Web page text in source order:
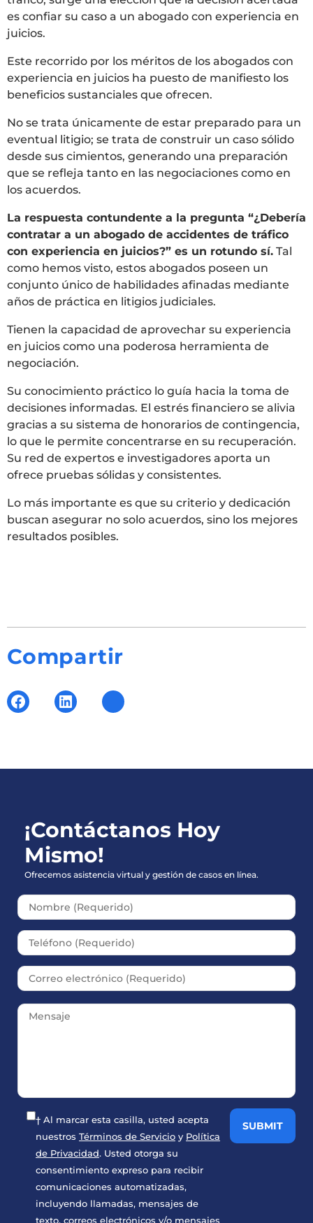
es confiar su caso a un abogado con experiencia en
juicios.
Este recorrido por los méritos de los abogados con
experiencia en juicios ha puesto de manifiesto los
beneficios sustanciales que ofrecen.
No se trata únicamente de estar preparado para un
eventual litigio; se trata de construir un caso sólido
desde sus cimientos, generando una preparación
que se refleja tanto en las negociaciones como en
los acuerdos.
La respuesta contundente a la pregunta “¿Debería
contratar a un abogado de accidentes de tráfico
con experiencia en juicios?” es un rotundo sí. Tal
como hemos visto, estos abogados poseen un
conjunto único de habilidades afinadas mediante
años de práctica en litigios judiciales.
Tienen la capacidad de aprovechar su experiencia
en juicios como una poderosa herramienta de
negociación.
Su conocimiento práctico lo guía hacia la toma de
decisiones informadas. El estrés financiero se alivia
gracias a su sistema de honorarios de contingencia,
lo que le permite concentrarse en su recuperación.
Su red de expertos e investigadores aporta un
ofrece pruebas sólidas y consistentes.
Lo más importante es que su criterio y dedicación
buscan asegurar no solo acuerdos, sino los mejores
resultados posibles.
Compartir
¡Contáctanos Hoy
Mismo!
Ofrecemos asistencia virtual y gestión de casos en línea.
Please leave this field
† Al marcar esta casilla, usted acepta
nuestros Términos de Servicio y Política
de Privacidad. Usted otorga su
consentimiento expreso para recibir
comunicaciones automatizadas,
incluyendo llamadas, mensajes de
texto, correos electrónicos y/o mensajes